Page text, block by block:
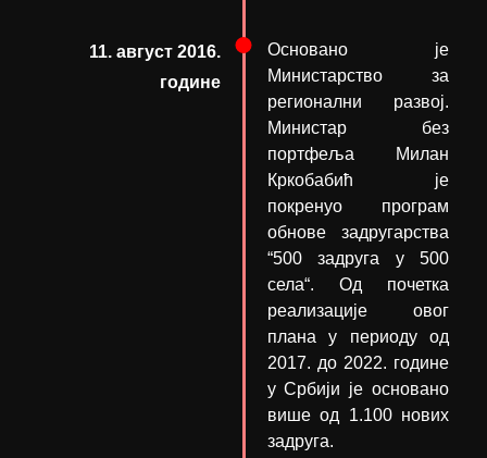
11. август 2016.
године
Основано је
Министарство за
регионални развој.
Министар без
портфеља Милан
Кркобабић је
покренуо програм
обнове задругарства
“500 задруга у 500
села“. Од почетка
реализације овог
плана у периоду од
2017. до 2022. године
у Србији је основано
више од 1.100 нових
задруга.